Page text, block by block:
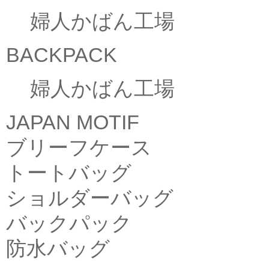
婦人かばん工場
BACKPACK
婦人かばん工場
JAPAN MOTIF
ブリーフケース
トートバッグ
ショルダーバッグ
バックパック
防水バッグ